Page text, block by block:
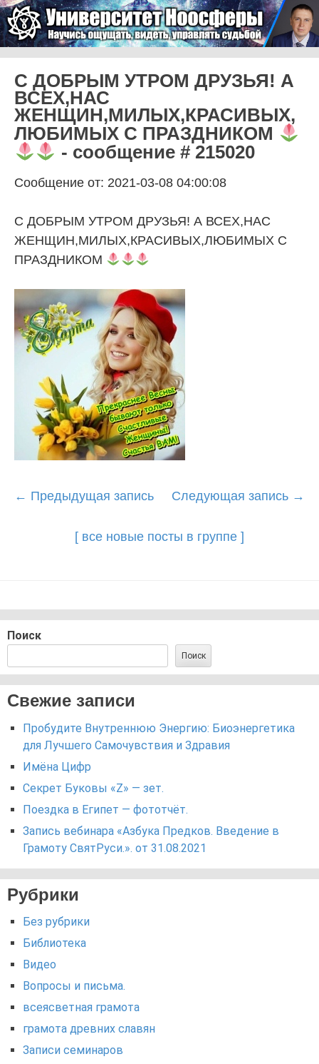
Университет Ноосферы
С ДОБРЫМ УТРОМ ДРУЗЬЯ! А
ВСЕХ,НАС
ЖЕНЩИН,МИЛЫХ,КРАСИВЫХ,
ЛЮБИМЫХ С ПРАЗДНИКОМ
- сообщение # 215020
Сообщение от: 2021-03-08 04:00:08
С ДОБРЫМ УТРОМ ДРУЗЬЯ! А ВСЕХ,НАС
ЖЕНЩИН,МИЛЫХ,КРАСИВЫХ,ЛЮБИМЫХ С
ПРАЗДНИКОМ
Post
← Предыдущая запись Следующая запись →
[ все новые посты в группе ]
Поиск
Поиск
Свежие записи
Пробудите Внутреннюю Энергию: Биоэнергетика
для Лучшего Самочувствия и Здравия
Имёна Цифр
Секрет Буковы «Z» — зет.
Поездка в Египет — фототчёт.
Запись вебинара «Азбука Предков. Введение в
Грамоту СвятРуси.». от 31.08.2021
Рубрики
Без рубрики
Библиотека
Видео
Вопросы и письма.
всеясветная грамота
грамота древних славян
Записи семинаров